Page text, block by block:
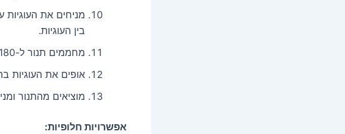
מניחים את העוגיות
בין העוגיות.
מחממים תנור ל-180 מעלות צלזיוס.
אופים את העוגיות בתנור
מוציאים מהתנור
אפשרויות חלופיות: